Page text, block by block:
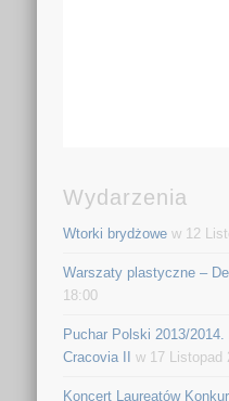
Wydarzenia
Wtorki brydżowe w 12
Warszaty plastyczne –
18:00
Puchar Polski 2013/
Cracovia II
w 17 Listopad
Koncert Laureatów